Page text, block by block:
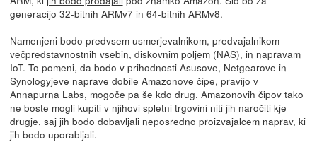
generacijo 32-bitnih ARMv7 in 64-bitnih ARMv8.
Namenjeni bodo predvsem usmerjevalnikom, predvajalnikom
večpredstavnostnih vsebin, diskovnim poljem (NAS), in napravam
IoT. To pomeni, da bodo v prihodnosti Asusove, Netgearove in
Synologyjeve naprave dobile Amazonove čipe, pravijo v
Annapurna Labs, mogoče pa še kdo drug. Amazonovih čipov tako
ne boste mogli kupiti v njihovi spletni trgovini niti jih naročiti kje
drugje, saj jih bodo dobavljali neposredno proizvajalcem naprav, ki
jih bodo uporabljali.